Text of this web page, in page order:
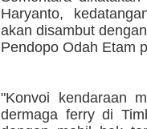
Haryanto,
akan disambut
Pendopo Odah Etam
"Konvoi kendaraan
dermaga ferry di